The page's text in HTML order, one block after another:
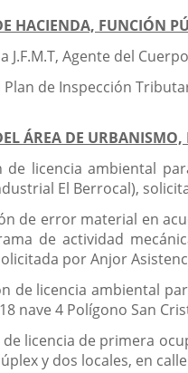
HACIENDA, FUNCIÓN
J.F.M.T, Agente del
de Inspección
ÁREA DE
de licencia ambiental
El Berrocal),
de error material en
de actividad
por Anjor
de licencia ambiental
nave 4 Polígono San
de licencia de primera
y dos locales, en